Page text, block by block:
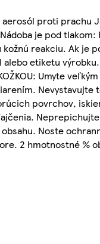
proti prachu
je pod tlakom:
reakciu. Ak je
etiketu
Umyte
Nevystavujte
povrchov,
Noste
2 hmotnostné %